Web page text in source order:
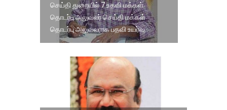
செய்தி துறையில் 7 உதவி மக்கள்
தொடர்பு அலுவலர் செய்தி மக்கள்
தொடர்பு அலுவலராக பதவி உயர்வு.